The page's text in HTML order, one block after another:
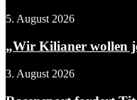
5. August 2026
„Wir Kilianer wollen
3. August 2026